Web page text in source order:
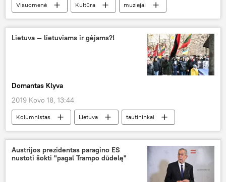
Visuomenė Kultūra
muziejai
Lietuva
Lietuva — lietuviams ir gėjams?!
Domantas Klyva
2019 Kovo 18, 13:44
Kolumnistas Lietuva tautininkai
Austrijos prezidentas paragino ES
nustoti šokti "pagal Trampo dūdelę"